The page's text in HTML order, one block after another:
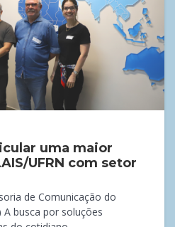
uma maior
UFRN com setor
de Comunicação do
A busca por soluções